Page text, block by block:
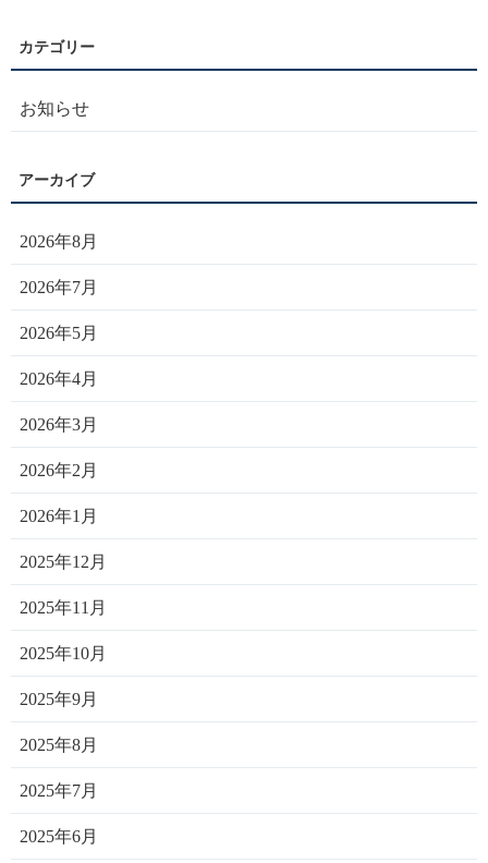
お知らせ
2026年8月
2026年7月
2026年5月
2026年4月
2026年3月
2026年2月
2026年1月
2025年12月
2025年11月
2025年10月
2025年9月
2025年8月
2025年7月
2025年6月